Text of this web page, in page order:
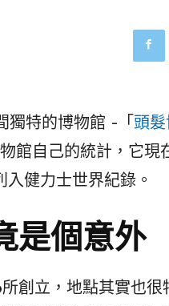
獨特的博物館 -「頭
館自己的統計，它現
健力士世界紀錄。
是個意外
創立，地點其實也很